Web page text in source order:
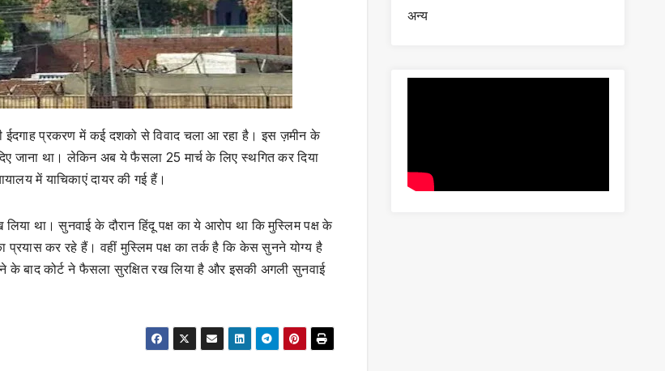
ईदगाह प्रकरण में कई दशको से विवाद चला आ रहा है। इस ज़मीन के
जाना था। लेकिन अब ये फैसला 25 मार्च के लिए स्थगित कर दिया
में याचिकाएं दायर की गई हैं।
था। सुनवाई के दौरान हिंदू पक्ष का ये आरोप था कि मुस्लिम पक्ष के
प्रयास कर रहे हैं। वहीं मुस्लिम पक्ष का तर्क है कि केस सुनने योग्य है
के बाद कोर्ट ने फैसला सुरक्षित रख लिया है और इसकी अगली सुनवाई
अन्य